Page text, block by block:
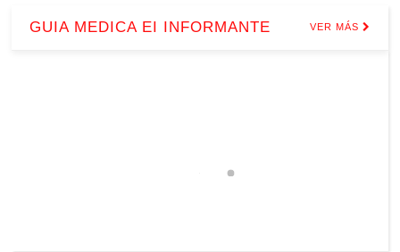
GUIA MEDICA EI INFORMANTE VER MÁS